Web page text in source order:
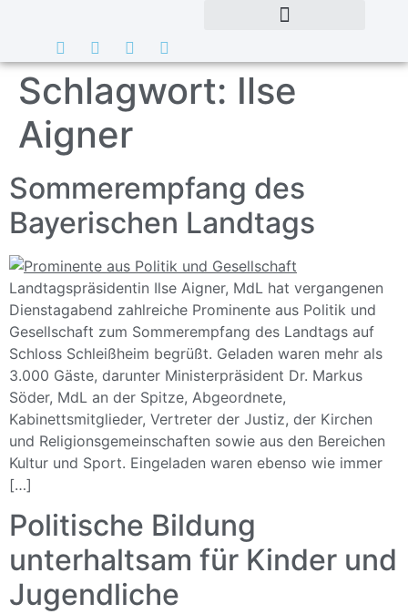
Schlagwort: Ilse
Aigner
Sommerempfang des
Bayerischen Landtags
Landtagspräsidentin Ilse Aigner, MdL hat vergangenen
Dienstagabend zahlreiche Prominente aus Politik und
Gesellschaft zum Sommerempfang des Landtags auf
Schloss Schleißheim begrüßt. Geladen waren mehr als
3.000 Gäste, darunter Ministerpräsident Dr. Markus
Söder, MdL an der Spitze, Abgeordnete,
Kabinettsmitglieder, Vertreter der Justiz, der Kirchen
und Religionsgemeinschaften sowie aus den Bereichen
Kultur und Sport. Eingeladen waren ebenso wie immer
[…]
Politische Bildung
unterhaltsam für Kinder und
Jugendliche